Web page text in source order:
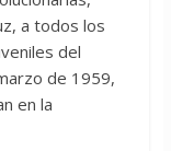
a todos los
del
de 1959,
en la